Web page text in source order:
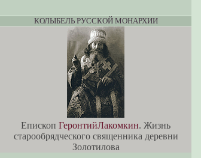
КОЛЫБЕЛЬ РУССКОЙ МОНАРХИИ
Епископ ГеронтийЛакомкин. Жизнь
старообрядческого священника деревни
Золотилова